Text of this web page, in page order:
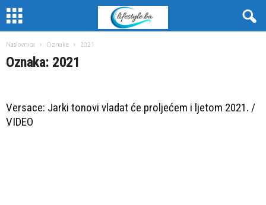
Naslovnica Oznake 2021
Oznaka: 2021
Versace: Jarki tonovi vladat će proljećem i ljetom 2021. /
VIDEO